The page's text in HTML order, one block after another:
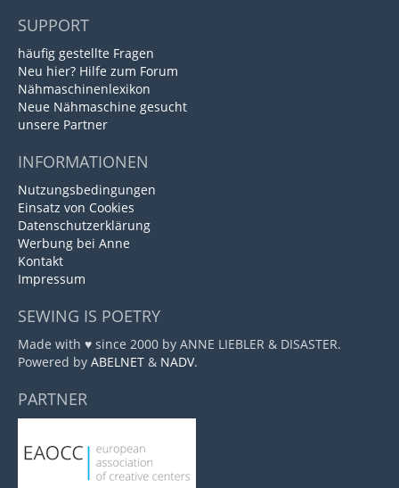
SUPPORT
häufig gestellte Fragen
Neu hier? Hilfe zum Forum
Nähmaschinenlexikon
Neue Nähmaschine gesucht
unsere Partner
INFORMATIONEN
Nutzungsbedingungen
Einsatz von Cookies
Datenschutzerklärung
Werbung bei Anne
Kontakt
Impressum
SEWING IS POETRY
Made with ♥ since 2000 by ANNE LIEBLER & DISASTER.
Powered by ABELNET & NADV.
PARTNER